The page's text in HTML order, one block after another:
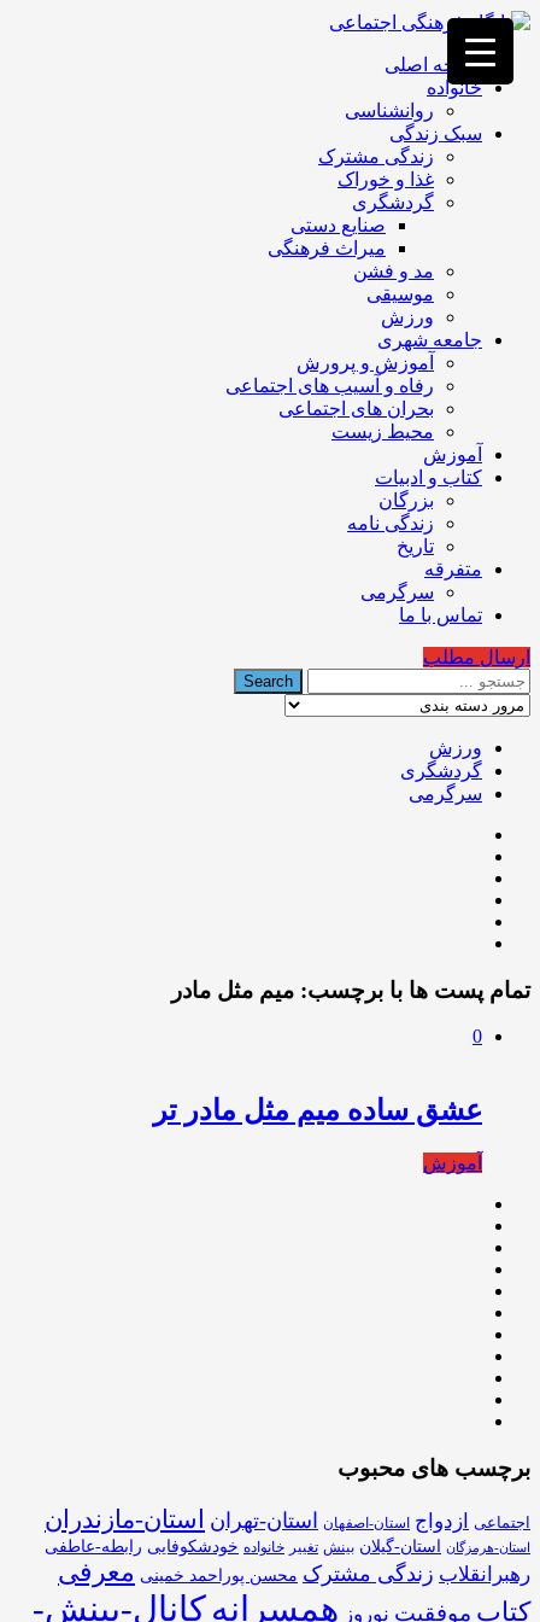
فصد
خون
غرب
تهران
خشکشویی
تصفیه
تهران
صفحه اصلی
خانواده
روانشناسی
سبک زندگی
زندگی مشترک
غذا و خوراک
گردشگری
صنایع دستی
میراث فرهنگی
مد و فشن
موسیقی
ورزش
جامعه شهری
آموزش و پرورش
رفاه و آسیب های اجتماعی
بحران های اجتماعی
محیط زیست
آموزش
کتاب و ادبیات
بزرگان
زندگی نامه
تاریخ
متفرقه
سرگرمی
تماس با ما
ارسال مطلب
ورزش
گردشگری
سرگرمی
تمام پست ها با برچسب: ميم مثل مادر
0
عشق ساده ميم مثل مادر تر
آموزش
برچسب های محبوب
اجتماعی ازدواج استان-اصفهان استان-تهران استان-مازندران
استان-هرمزگان استان-گیلان بینش تغییر خانواده خودشکوفایی رابطه-عاطفی
رهبرانقلاب زندگی مشترک محسن پوراحمد خمینی معرفی
کتاب موفقیت نوروز همسرانهکانال-بینش-